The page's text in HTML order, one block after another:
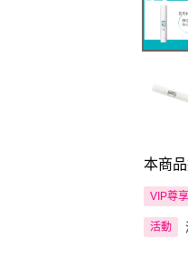
本商
VIP尊享
活動